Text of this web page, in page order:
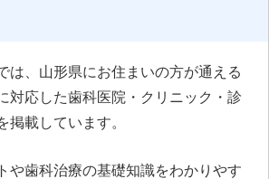
は、山形県にお住まいの方が通える
対応した歯科医院・クリニック・診
掲載しています。
や歯科治療の基礎知識をわかりやす